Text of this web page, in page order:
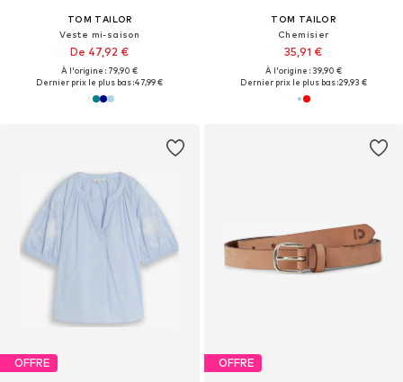
TOM TAILOR
Veste mi-saison
De 47,92 €
À l'origine : 79,90 €
Dernier prix le plus bas :47,99 €
TOM TAILOR
Chemisier
35,91 €
À l'origine : 39,90 €
Dernier prix le plus bas :29,93 €
OFFRE OFFRE